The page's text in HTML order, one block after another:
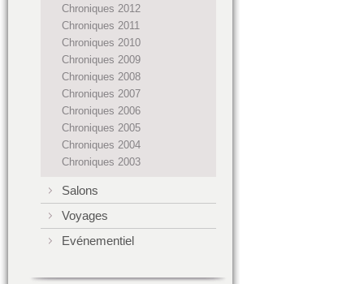
Chroniques 2012
Chroniques 2011
Chroniques 2010
Chroniques 2009
Chroniques 2008
Chroniques 2007
Chroniques 2006
Chroniques 2005
Chroniques 2004
Chroniques 2003
Salons
Voyages
Evénementiel